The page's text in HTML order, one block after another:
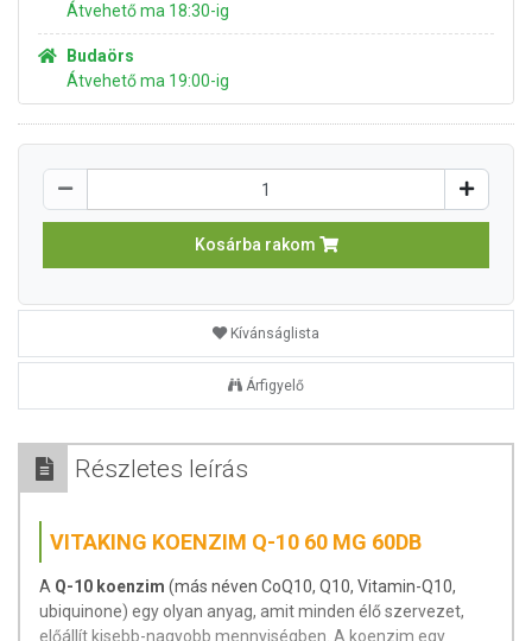
Átvehető ma 18:30-ig
Budaörs
Átvehető ma 19:00-ig
Kosárba rakom
Kívánságlista
Árfigyelő
Részletes leírás
VITAKING KOENZIM Q-10 60 MG 60DB
A Q-10 koenzim (más néven CoQ10, Q10, Vitamin-Q10,
ubiquinone) egy olyan anyag, amit minden élő szervezet,
előállít kisebb-nagyobb mennyiségben. A koenzim egy